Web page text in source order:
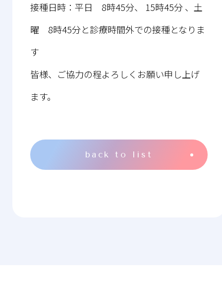
接種日時：平日 8時45分、 15時45分 、土
曜 8時45分と診療時間外での接種となりま
す
皆様、ご協力の程よろしくお願い申し上げ
ます。
back to list